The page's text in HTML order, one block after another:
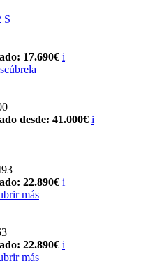
S
17.690€ i
desde: 41.000€ i
22.890€ i
más
22.890€ i
más